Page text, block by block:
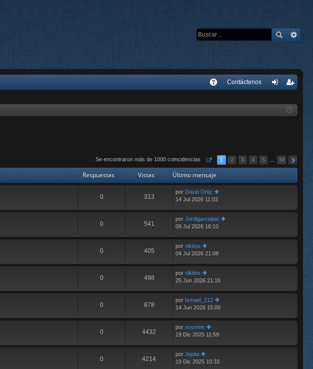
Contáctenos
se
ist
e
Se encontraron más de 1000 coincidencias 1 2 3 4 5 … 34
Respuestas Vistas Último mensaje
0 313
por David Ortiz
er
o
m
e
s
14 Jul 2026 11:03
0 541
por Jordigarciabis
e
09 Jul 2026 16:10
0 405
por nikitos
er
im
o
m
e
n
s
04 Jul 2026 21:08
0 498
por nikitos
er
o
m
e
n
s
25 Jun 2026 21:16
0 878
por Ismael_212
er
m
e
s
14 Jun 2026 15:00
0 4432
por soyome
er
m
19 Dic 2025 11:59
0 4214
por Jeplai
er
19 Dic 2025 10:33